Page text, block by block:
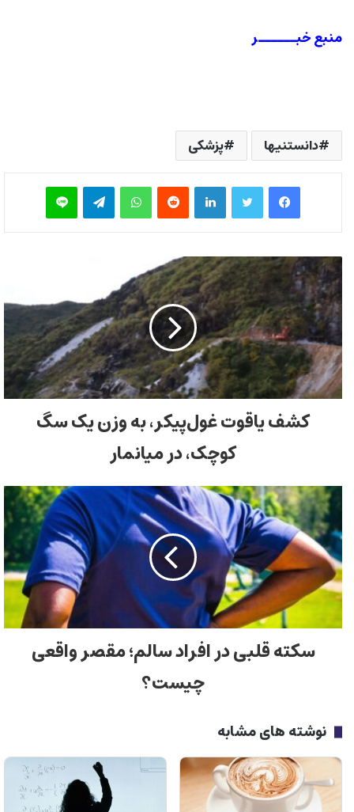
منبع خبــــــر
دانستنیها پزشکی
فیس بوک توییتر لینکدین‫رددیت واتس آپ تلگرام لاین
کشف یاقوت غول‌پیکر، به وزن یک سگ
کوچک، در میانمار
سکته قلبی در افراد سالم؛ مقصر واقعی
چیست؟
نوشته های مشابه